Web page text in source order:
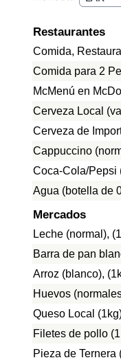
Restaurantes
Comida,
Comida para 2
McMenú en
Cerveza Local
Cerveza de
Cappuccino
Coca-Cola/Pepsi
Agua (botella de
Mercados
Leche (normal),
Barra de pan
Arroz (blanco),
Huevos
Queso Local
Filetes de pollo
Pieza de